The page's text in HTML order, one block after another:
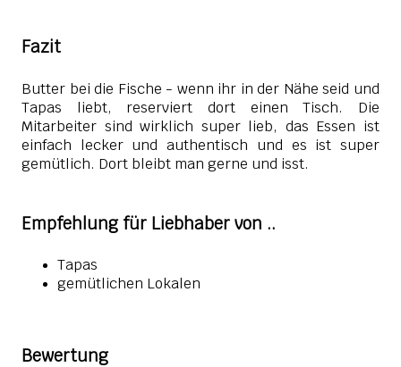
Fazit
Butter bei die Fische - wenn ihr in der Nähe seid und
Tapas liebt, reserviert dort einen Tisch. Die
Mitarbeiter sind wirklich super lieb, das Essen ist
einfach lecker und authentisch und es ist super
gemütlich. Dort bleibt man gerne und isst.
Empfehlung für Liebhaber von ..
Tapas
gemütlichen Lokalen
Bewertung